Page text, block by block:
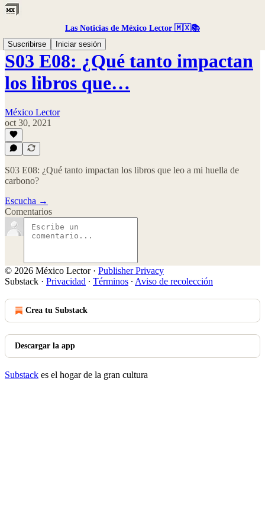
Las Noticias de México Lector 🇲🇽📚
Suscribirse
Iniciar sesión
S03 E08: ¿Qué tanto impactan
los libros que…
México Lector
oct 30, 2021
S03 E08: ¿Qué tanto impactan los libros que leo a mi huella de
carbono?
Escucha →
Comentarios
© 2026 México Lector· Publisher Privacy
Substack · Privacidad ∙ Términos ∙ Aviso de recolección
Crea tu Substack
Descargar la app
Substack es el hogar de la gran cultura